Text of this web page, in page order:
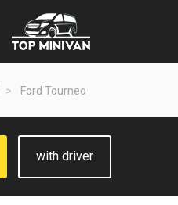
Ford Tourneo
with driver